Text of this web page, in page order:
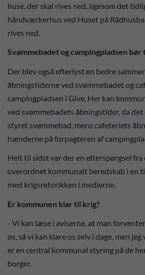
huse, der skal rives ned, ligesom det
håndværkerhus ved Huset på
rives ned.
Svømmebadet og campingpladsen bør
Der blev også efterlyst en bedre
åbningstiderne ved svømmebadet og
campingpladsen i Give. Her kan
ved svømmebadets åbningstider, da
styret svømmebad, mens cafeteriets
hænderne på forpagteren af
Helt til sidst var der en efterspørgsel fra
overordnet kommunalt beredskab i en
med krigsretorikken i medierne.
Er kommunen klar til krig?
- Vi kan læse i aviserne, at man
os, så vi kan klare os selv i dage, men
er en central kommunal styring på de
borger.